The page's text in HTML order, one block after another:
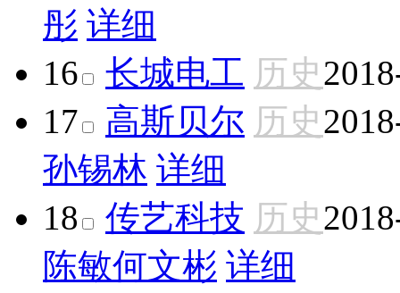
彤 详细
16
长城电工 历史
17
高斯贝尔 历史
孙锡林 详细
18
传艺科技 历史
陈敏何文彬 详细